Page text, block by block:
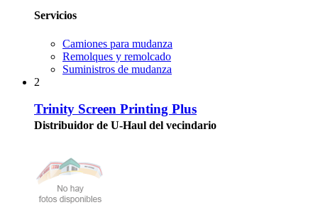
Servicios
Camiones para mudanza
Remolques y remolcado
Suministros de mudanza
2
Trinity Screen Printing Plus
Distribuidor de U-Haul del vecindario